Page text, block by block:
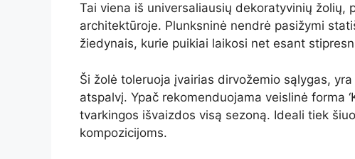
Tai viena iš universaliausių dekoratyvinių žolių,
architektūroje. Plunksninė nendrė pasižymi
žiedynais, kurie puikiai laikosi net esant
Ši žolė toleruoja įvairias dirvožemio sąlygas,
atspalvį. Ypač rekomenduojama veislinė forma
tvarkingos išvaizdos visą sezoną. Ideali tiek
kompozicijoms.